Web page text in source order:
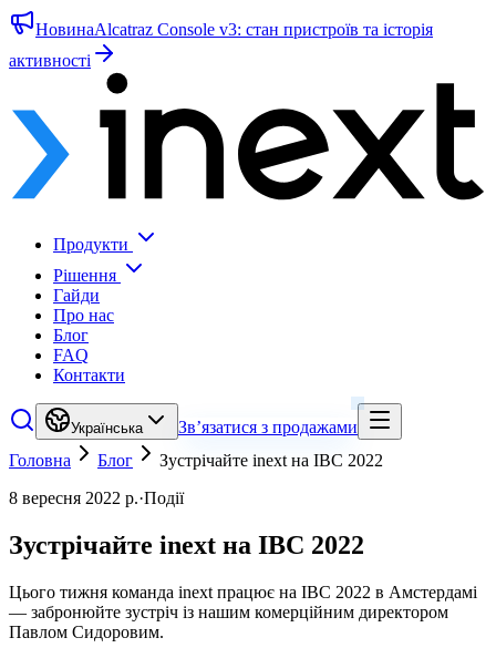
НовинаAlcatraz Console v3: стан пристроїв та історія
активності
Продукти
Рішення
Гайди
Про нас
Блог
FAQ
Контакти
Українська
Зв’язатися з продажами
Головна
Блог
Зустрічайте inext на IBC 2022
8 вересня 2022 р.·Події
Зустрічайте inext на IBC 2022
Цього тижня команда inext працює на IBC 2022 в Амстердамі
— забронюйте зустріч із нашим комерційним директором
Павлом Сидоровим.